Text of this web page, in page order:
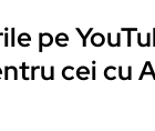
pe
cei cu